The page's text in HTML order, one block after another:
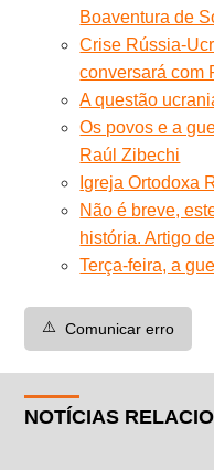
Boaventura de
Crise Rússia-
conversará com
A questão
Os povos e a
Raúl Zibechi
Igreja Ortodoxa
Não é breve,
história. Artigo
Terça-feira, a
⚠️ Comunicar erro
NOTÍCIAS